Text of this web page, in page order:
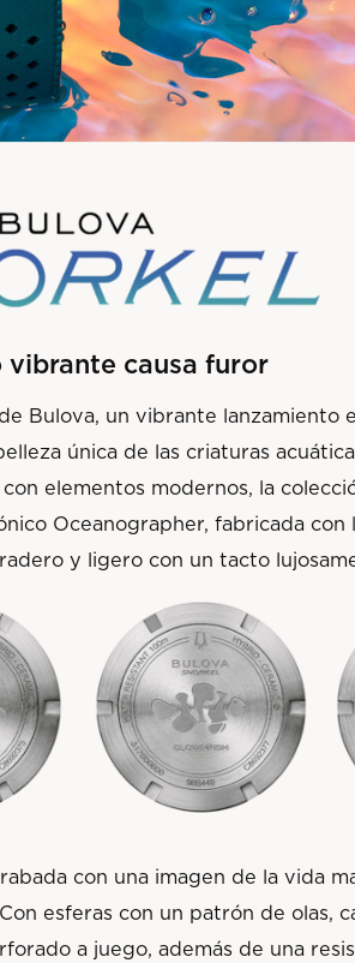
Bulova, un vibrante lanzamiento
única de las criaturas
elementos modernos, la
Oceanographer, fabricada con
y ligero con un tacto
con una imagen de la vida
esferas con un patrón de olas,
a juego, además de una
vibrante causa furor